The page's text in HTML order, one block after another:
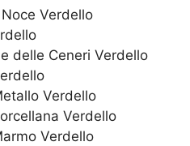
Verdello
delle Ceneri Verdello
Verdello
Verdello
Verdello